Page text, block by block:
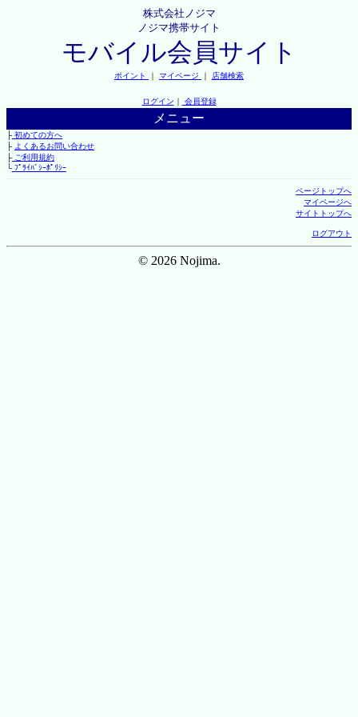
株式会社ノジマ
ノジマ携帯サイト
モバイル会員サイト
ポイント ｜ マイページ ｜ 店舗検索
ログイン ｜ 会員登録
メニュー
├初めての方へ
├ よくあるお問い合わせ
├ご利用規約
└ﾌﾟﾗｲﾊﾞｼｰﾎﾟﾘｼｰ
ページトップへ
マイページへ
サイトトップへ
ログアウト
© 2026 Nojima.